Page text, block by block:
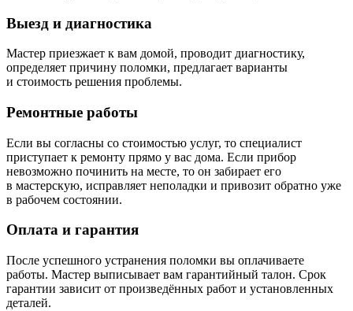
Выезд и диагностика
Мастер приезжает к вам домой, проводит диагностику,
определяет причину поломки, предлагает варианты
и стоимость решения проблемы.
Ремонтные работы
Если вы согласны со стоимостью услуг, то специалист
приступает к ремонту прямо у вас дома. Если прибор
невозможно починить на месте, то он забирает его
в мастерскую, исправляет неполадки и привозит обратно уже
в рабочем состоянии.
Оплата и гарантия
После успешного устранения поломки вы оплачиваете
работы. Мастер выписывает вам гарантийный талон. Срок
гарантии зависит от произведённых работ и установленных
деталей.